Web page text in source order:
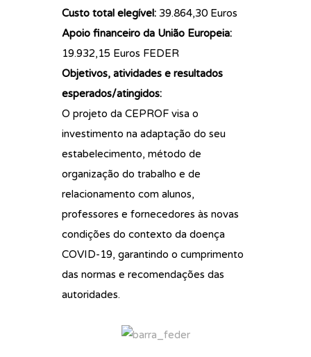
Custo total elegível: 39.864,30 Euros
Apoio financeiro da União Europeia:
19.932,15 Euros FEDER
Objetivos, atividades e resultados
esperados/atingidos:
O projeto da CEPROF visa o
investimento na adaptação do seu
estabelecimento, método de
organização do trabalho e de
relacionamento com alunos,
professores e fornecedores às novas
condições do contexto da doença
COVID-19, garantindo o cumprimento
das normas e recomendações das
autoridades.